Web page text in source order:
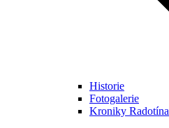
Historie
Fotogalerie
Kroniky Radotína